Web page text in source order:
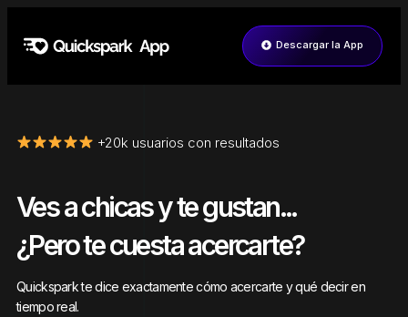
Descargar la App
+20k usuarios con resultados
Ves a chicas y te gustan...
¿Pero te cuesta acercarte?
Quickspark te dice exactamente cómo acercarte y qué decir en
tiempo real.